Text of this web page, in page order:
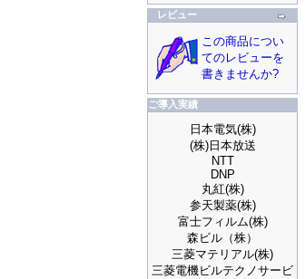
レビュー
この商品につい
てのレビューを
書きませんか?
ご導入実績
日本電気(株)
(株)日本放送
NTT
DNP
丸紅(株)
参天製薬(株)
富士フィルム(株)
森ビル（株）
三菱マテリアル(株)
三菱電機ビルテクノサービ